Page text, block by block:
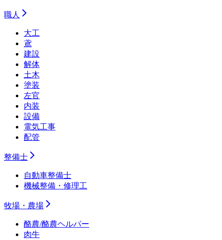
職人
大工
鳶
建設
解体
土木
塗装
左官
内装
設備
電気工事
配管
整備士
自動車整備士
機械整備・修理工
牧場・農場
酪農/酪農ヘルパー
肉牛